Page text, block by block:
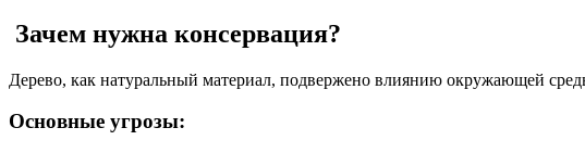
Зачем нужна консервация?
Дерево, как натуральный материал, подвержено влиянию окружающей
Основные угрозы: